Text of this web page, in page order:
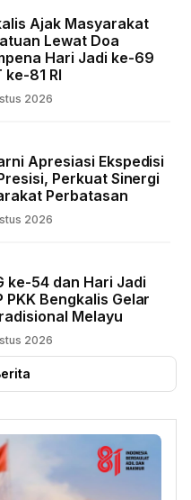
Ajak Masyarakat
Lewat Doa
Hari Jadi ke-69
ke-81 RI
2026
Apresiasi Ekspedisi
Perkuat Sinergi
Perbatasan
2026
ke-54 dan Hari Jadi
PKK Bengkalis Gelar
Melayu
2026